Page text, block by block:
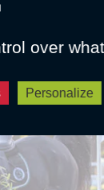
over
Personalize